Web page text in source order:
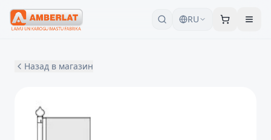
RU
Назад в магазин